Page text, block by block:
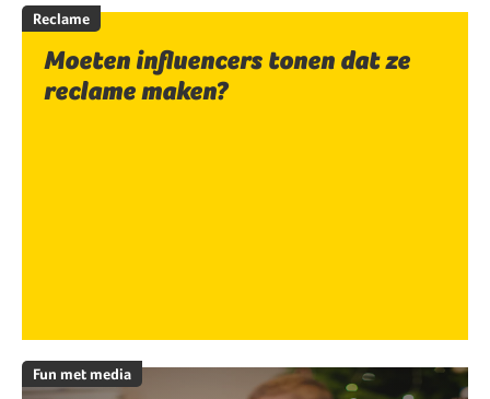
Reclame
Moeten influencers tonen dat ze
reclame maken?
Fun met media